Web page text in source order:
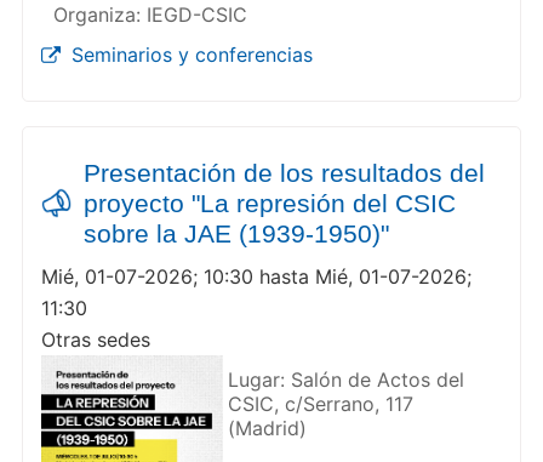
Organiza: IEGD-CSIC
Seminarios y conferencias
Presentación de los resultados del
proyecto "La represión del CSIC
sobre la JAE (1939-1950)"
Mié, 01-07-2026; 10:30 hasta Mié, 01-07-2026;
11:30
Otras sedes
Lugar: Salón de Actos del
CSIC, c/Serrano, 117
(Madrid)